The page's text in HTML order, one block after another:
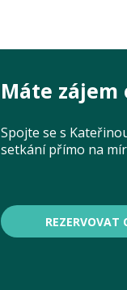
Máte zájem
Spojte se s
setkání přímo na
REZERVOVAT